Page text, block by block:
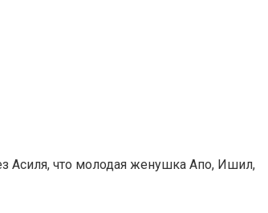
Асиля, что молодая женушка Апо, Ишил,